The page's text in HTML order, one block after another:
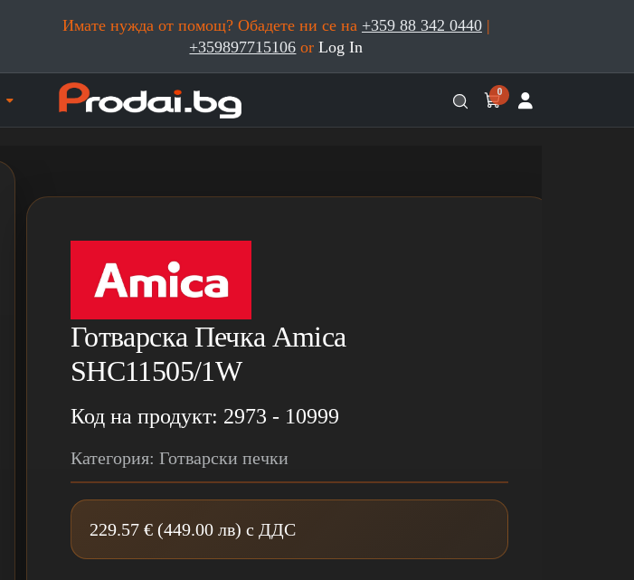
Имате нужда от помощ? Обадете ни се на +359 88 342 0440|
+359897715106 orLog In
0
Готварска Печка Amica
SHC11505/1W
Код на продукт: 2973 - 10999
Категория: Готварски печки
229.57 € (449.00 лв) с ДДС